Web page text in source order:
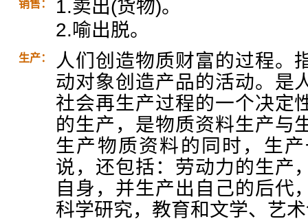
销售：
1.卖出(货物)。
2.喻出脱。
生产：
人们创造物质财富的过程。
动对象创造产品的活动。是
社会再生产过程的一个决定
的生产，是物质资料生产与
生产物质资料的同时，生
说，还包括：劳动力的生产
自身，并生产出自己的后代
科学研究，教育和文学、艺